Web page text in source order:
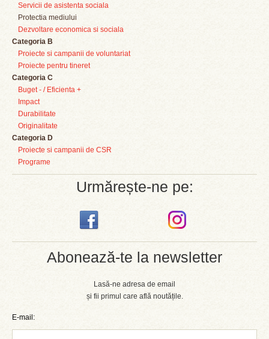
Servicii de asistenta sociala
Protectia mediului
Dezvoltare economica si sociala
Categoria B
Proiecte si campanii de voluntariat
Proiecte pentru tineret
Categoria C
Buget - / Eficienta +
Impact
Durabilitate
Originalitate
Categoria D
Proiecte si campanii de CSR
Programe
Urmărește-ne pe:
Abonează-te la newsletter
Lasă-ne adresa de email
și fii primul care află noutățile.
E-mail: